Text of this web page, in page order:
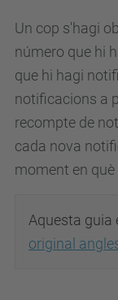
Un cop s'hagi
número que hi
que hi hagi
notificacions a
recompte de
cada nova
moment en què
Aquesta guia
original